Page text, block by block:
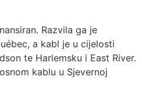
Razvila ga je
a kabl je u cijelosti
te Harlemsku i East River.
kablu u Sjevernoj